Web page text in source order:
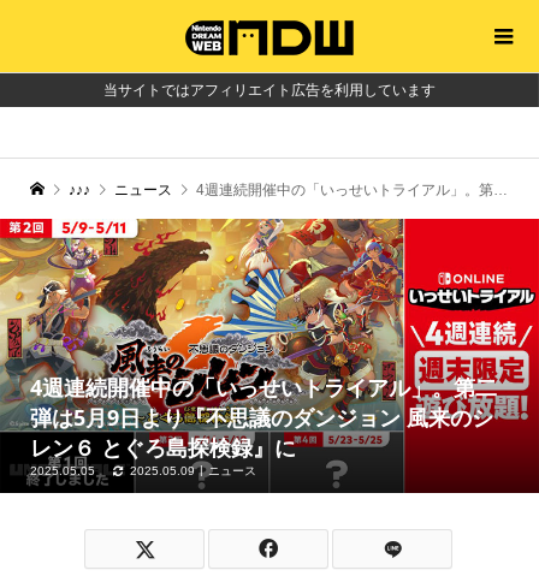
当サイトではアフィリエイト広告を利用しています
♪♪♪ ニュース 4週連続開催中の「いっせいトライアル」。第二弾は5月9日より『不思議のダンジョン 風来のシレン６ とぐろ島探検録』に
4週連続開催中の「いっせいトライアル」。第二
弾は5月9日より『不思議のダンジョン 風来のシ
レン６ とぐろ島探検録』に
2025.05.05 2025.05.09 ニュース